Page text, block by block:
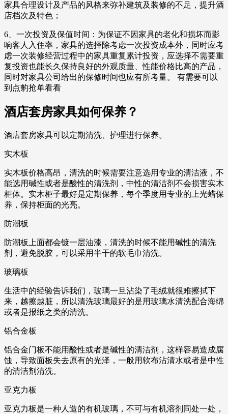
家具合理设计及产品的风格来弥补建筑及装修的不足，提升酒
店档次及特色；
6、一次投资及保值时间：为保证不因家具的老化和损坏而影
响客人入住率，家具的选择除考虑一次投资成本外，同时应考
虑一次装修经营过程中的家具重复累计投资，应选择不需要重
复投资也能长久保持良好的外观质量、性能价格比高的产品，
同时对家具公司给出的保修时间也应有所考量。 有需要可以
到点豹抢单看看
酒店套房家具如何保养？
酒店套房家具可以定期清洗、护理进行保养。
实木板
实木板价格高昂，清洗的时候需要注意选用专业的清洁液，不
能选用碱性或者是酸性的清洗剂，中性的清洁剂不会损害实木
柜体。实木柜子最好是定期保养，每个季度用专业的上光蜡保
养，保持柜面的光亮。
防潮板
防潮板上面都会镀一层油漆，清洗的时候不能用碱性的清洗
剂，避免脱胶，可以采用半干的软毛巾清洗。
玻璃板
生活中的经验告诉我们，玻璃一旦沾染了毛绒就很难擦拭下
来，越擦越脏，所以清洗玻璃最好的是用玻璃水清洗配合海绵
或者是报纸之类的清洗。
铝合金板
铝合金门板不能用酸性或者是碱性的清洁剂，这样容易造成腐
蚀，导致面板失去原有的光泽，一般用软布沾清水或者是中性
的清洁剂清洗。
亚克力板
亚克力板是一种人造的有机玻璃，不可与有机溶剂同处一处，